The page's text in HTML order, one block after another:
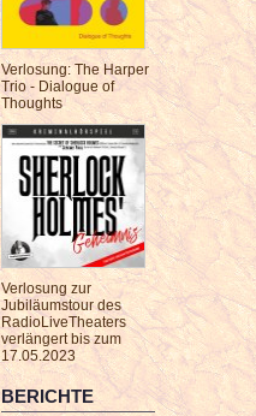
Verlosung: The Harper
Trio - Dialogue of
Thoughts
Verlosung zur
Jubiläumstour des
RadioLiveTheaters
verlängert bis zum
17.05.2023
BERICHTE